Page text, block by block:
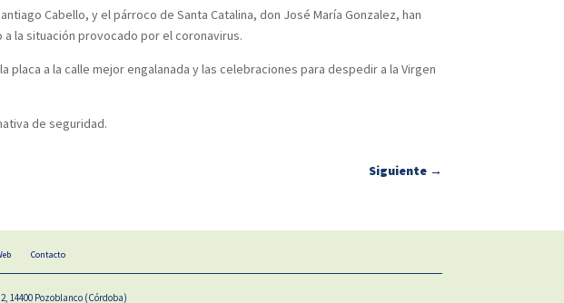
Cabello, y el párroco de Santa Catalina, don José María Gonzalez, han
la situación provocado por el coronavirus.
a la calle mejor engalanada y las celebraciones para despedir a la Virgen
de seguridad.
Siguiente→
Contacto
14400 Pozoblanco (Córdoba)